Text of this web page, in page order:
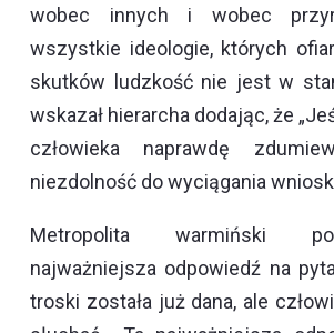
wobec innych i wobec
wszystkie ideologie, których
skutków ludzkość nie jest w
wskazał hierarcha dodając, że
człowieka naprawdę
niezdolność do wyciągania
Metropolita warmiński
najważniejsza odpowiedź na
troski została już dana, ale